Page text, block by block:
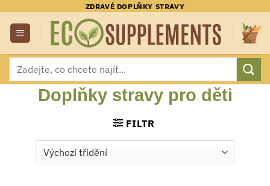
obsah
ZDRAVÉ DOPLŇKY STRAVY
Hledat:
Doplňky stravy pro děti
FILTR